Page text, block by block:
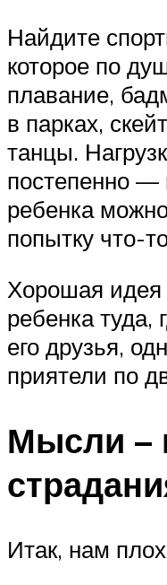
Найдите
которое по
плавание,
в парках,
танцы.
постепенно —
ребенка
попытку что-
Хорошая
ребенка туда,
его друзья,
приятели по
Мысли –
Итак, нам